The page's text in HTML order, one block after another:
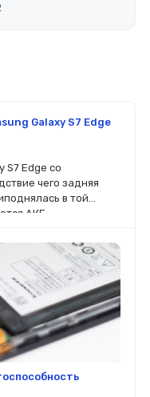
Galaxy S7 Edge
S7 Edge со
чего задняя
в той
АКБ.